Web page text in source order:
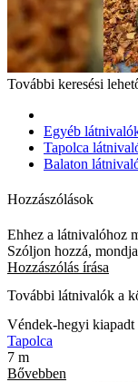
További keresési
Egyéb
Tapolca
Balaton
Hozzászólások
Ehhez a látnivalóhoz
Szóljon hozzá,
Hozzászólás írása
További látnivalók a
Véndek-hegyi kiapadt
Tapolca
7 m
Bővebben